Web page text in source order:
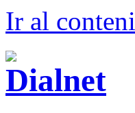
Ir al conteni